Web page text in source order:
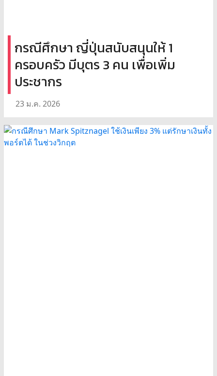
กรณีศึกษา ญี่ปุ่นสนับสนุนให้ 1
ครอบครัว มีบุตร 3 คน เพื่อเพิ่ม
ประชากร
23 ม.ค. 2026